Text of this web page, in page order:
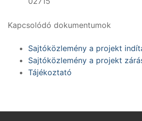
Kapcsolódó dokumentumok
Sajtóközlemény a projekt
Sajtóközlemény a projekt
Tájékoztató